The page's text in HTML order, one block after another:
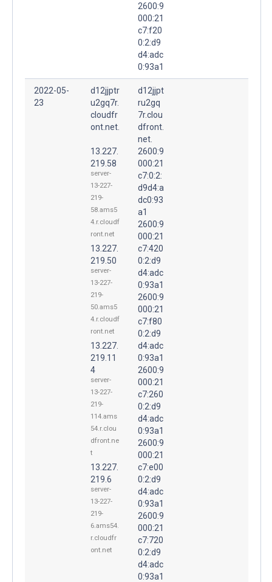
2600:9
000:21
c7:f20
0:2:d9
d4:adc
0:93a1
2022-05-
23
d12jjptr
u2gq7r.
cloudfr
ont.net.
13.227.
219.58
server-
13-227-
219-
58.ams5
4.r.cloudf
ront.net
13.227.
219.50
server-
13-227-
219-
50.ams5
4.r.cloudf
ront.net
13.227.
219.11
4
server-
13-227-
219-
114.ams
54.r.clou
dfront.ne
t
13.227.
219.6
server-
13-227-
219-
6.ams54.
r.cloudfr
ont.net
d12jjpt
ru2gq
7r.clou
dfront.
net.
2600:9
000:21
c7:0:2:
d9d4:a
dc0:93
a1
2600:9
000:21
c7:420
0:2:d9
d4:adc
0:93a1
2600:9
000:21
c7:f80
0:2:d9
d4:adc
0:93a1
2600:9
000:21
c7:260
0:2:d9
d4:adc
0:93a1
2600:9
000:21
c7:e00
0:2:d9
d4:adc
0:93a1
2600:9
000:21
c7:720
0:2:d9
d4:adc
0:93a1